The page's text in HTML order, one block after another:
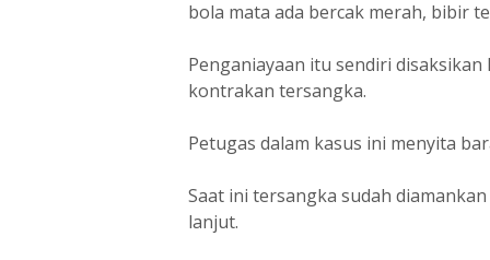
bola mata ada bercak merah, bibir
Penganiayaan itu sendiri
kontrakan tersangka.
Petugas dalam kasus ini menyita
Saat ini tersangka sudah
lanjut.